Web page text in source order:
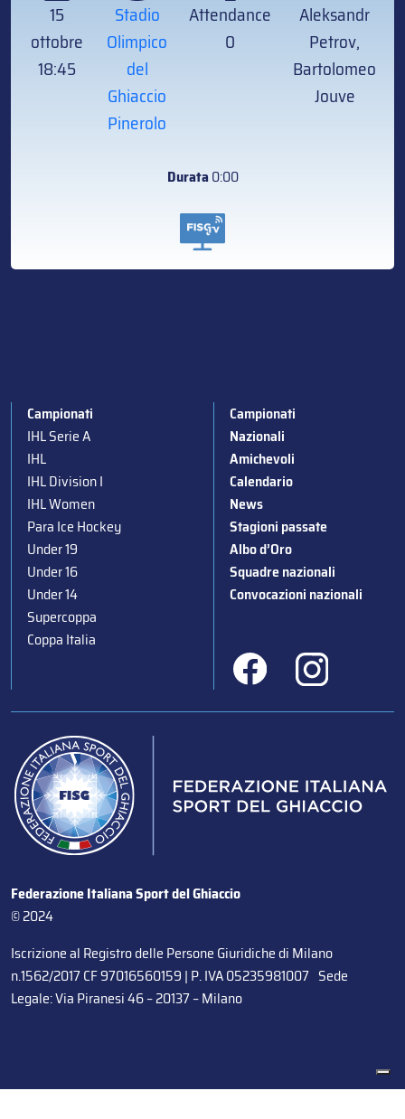
15
ottobre
18:45
Stadio
Olimpico
del
Ghiaccio
Pinerolo
Attendance
0
Aleksandr
Petrov,
Bartolomeo
Jouve
Durata0:00
Campionati
IHL Serie A
IHL
IHL Division I
IHL Women
Para Ice Hockey
Under 19
Under 16
Under 14
Supercoppa
Coppa Italia
Campionati
Nazionali
Amichevoli
Calendario
News
Stagioni passate
Albo d’Oro
Squadre nazionali
Convocazioni nazionali
Federazione Italiana Sport del Ghiaccio
© 2024
Iscrizione al Registro delle Persone Giuridiche di Milano
n.1562/2017 CF 97016560159 | P. IVA 05235981007 Sede
Legale: Via Piranesi 46 – 20137 – Milano